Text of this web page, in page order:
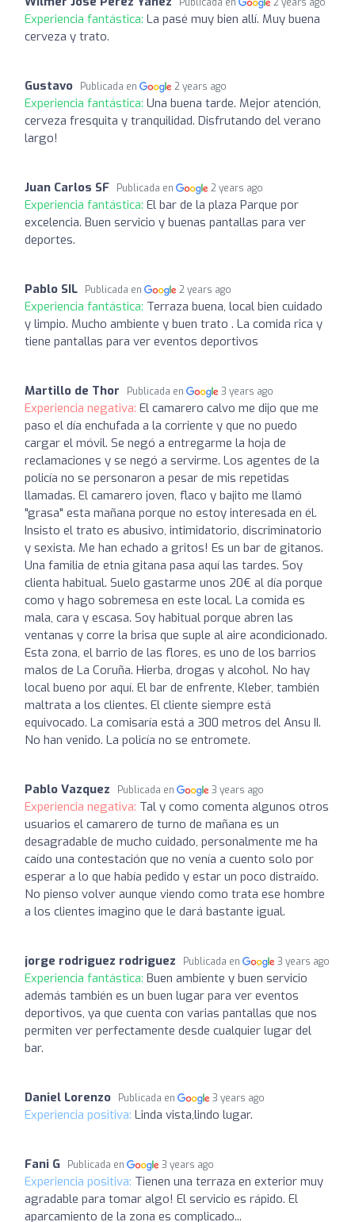
Experiencia fantástica: La pasé muy bien allí. Muy buena
cerveza y trato.
Gustavo Publicada en 2 years ago
Experiencia fantástica: Una buena tarde. Mejor atención,
cerveza fresquita y tranquilidad. Disfrutando del verano
largo!
Juan Carlos SF Publicada en 2 years ago
Experiencia fantástica: El bar de la plaza Parque por
excelencia. Buen servicio y buenas pantallas para ver
deportes.
Pablo SIL Publicada en 2 years ago
Experiencia fantástica: Terraza buena, local bien cuidado
y limpio. Mucho ambiente y buen trato . La comida rica y
tiene pantallas para ver eventos deportivos
Martillo de Thor Publicada en 3 years ago
Experiencia negativa: El camarero calvo me dijo que me
paso el día enchufada a la corriente y que no puedo
cargar el móvil. Se negó a entregarme la hoja de
reclamaciones y se negó a servirme. Los agentes de la
policía no se personaron a pesar de mis repetidas
llamadas. El camarero joven, flaco y bajito me llamó
"grasa" esta mañana porque no estoy interesada en él.
Insisto el trato es abusivo, intimidatorio, discriminatorio
y sexista. Me han echado a gritos! Es un bar de gitanos.
Una familia de etnia gitana pasa aquí las tardes. Soy
clienta habitual. Suelo gastarme unos 20€ al día porque
como y hago sobremesa en este local. La comida es
mala, cara y escasa. Soy habitual porque abren las
ventanas y corre la brisa que suple al aire acondicionado.
Esta zona, el barrio de las flores, es uno de los barrios
malos de La Coruña. Hierba, drogas y alcohol. No hay
local bueno por aquí. El bar de enfrente, Kleber, también
maltrata a los clientes. El cliente siempre está
equivocado. La comisaría está a 300 metros del Ansu II.
No han venido. La policía no se entromete.
Pablo Vazquez Publicada en 3 years ago
Experiencia negativa: Tal y como comenta algunos otros
usuarios el camarero de turno de mañana es un
desagradable de mucho cuidado, personalmente me ha
caído una contestación que no venía a cuento solo por
esperar a lo que había pedido y estar un poco distraído.
No pienso volver aunque viendo como trata ese hombre
a los clientes imagino que le dará bastante igual.
jorge rodriguez rodriguez Publicada en 3 years ago
Experiencia fantástica: Buen ambiente y buen servicio
además también es un buen lugar para ver eventos
deportivos, ya que cuenta con varias pantallas que nos
permiten ver perfectamente desde cualquier lugar del
bar.
Daniel Lorenzo Publicada en 3 years ago
Experiencia positiva: Linda vista,lindo lugar.
Fani G Publicada en 3 years ago
Experiencia positiva: Tienen una terraza en exterior muy
agradable para tomar algo! El servicio es rápido. El
aparcamiento de la zona es complicado...